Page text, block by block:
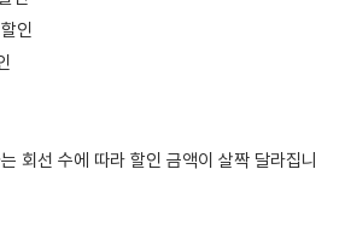
인
회선 수에 따라 할인 금액이 살짝 달라집니